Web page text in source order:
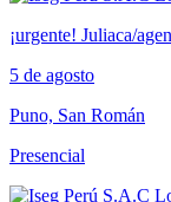
¡urgente! Juliaca/
5 de agosto
Puno, San Román
Presencial